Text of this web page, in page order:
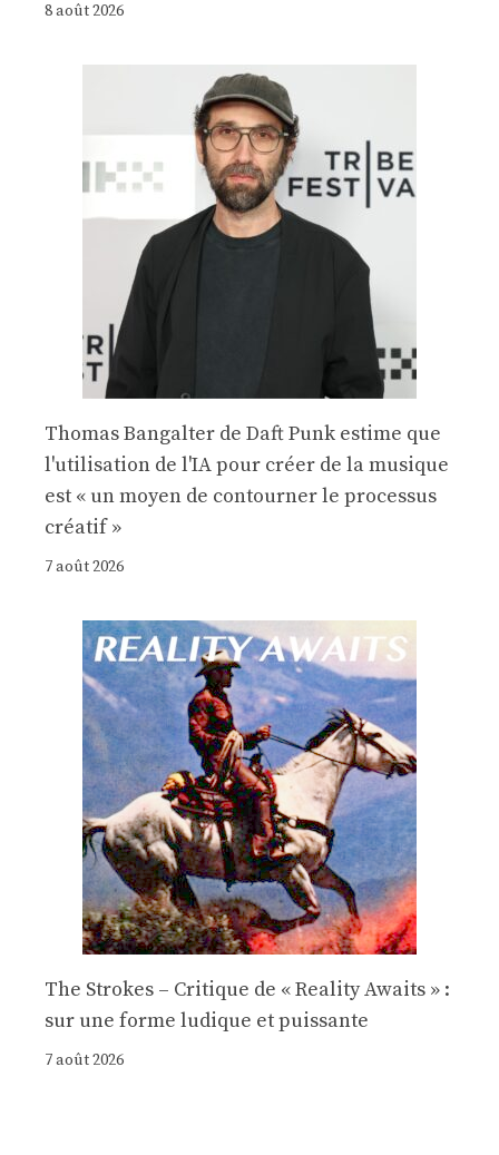
8 août 2026
Thomas Bangalter de Daft Punk estime que
l'utilisation de l'IA pour créer de la musique
est « un moyen de contourner le processus
créatif »
7 août 2026
The Strokes – Critique de « Reality Awaits » :
sur une forme ludique et puissante
7 août 2026